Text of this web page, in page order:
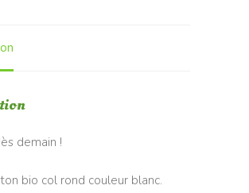
demain !
bio col rond couleur blanc.